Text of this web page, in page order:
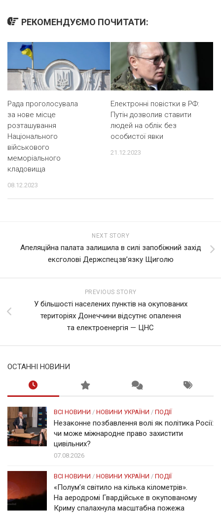
РЕКОМЕНДУЄМО ПОЧИТАТИ:
Рада проголосувала
за нове місце
розташування
Національного
військового
меморіального
кладовища
08.12.2023
Електронні повістки в РФ:
Путін дозволив ставити
людей на облік без
особистої явки
21.12.2023
NEXT STORY
Апеляційна палата залишила в силі запобіжний захід
ексголові Держспецзвʼязку Щиголю
PREVIOUS STORY
У більшості населених пунктів на окупованих
територіях Донеччини відсутнє опалення
та електроенергія — ЦНС
ОСТАННІ НОВИНИ
ВСІ НОВИНИ / НОВИНИ УКРАЇНИ / ПОДІЇ
Незаконне позбавлення волі як політика Росії:
чи може міжнародне право захистити
цивільних?
07.08.2026
ВСІ НОВИНИ / НОВИНИ УКРАЇНИ / ПОДІЇ
«Полум’я світило на кілька кілометрів».
На аеродромі Гвардійське в окупованому
Криму спалахнула масштабна пожежа